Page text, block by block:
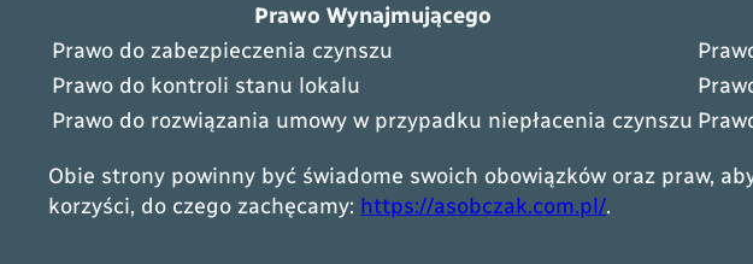
Prawo Wynajmującego
Prawo do zabezpieczenia czynszu
Prawo do kontroli stanu lokalu
Prawo do rozwiązania umowy w przypadku niepłacenia czynszu
Obie strony powinny być świadome swoich obowiązków oraz praw,
korzyści, do czego zachęcamy: https://asobczak.com.pl/.